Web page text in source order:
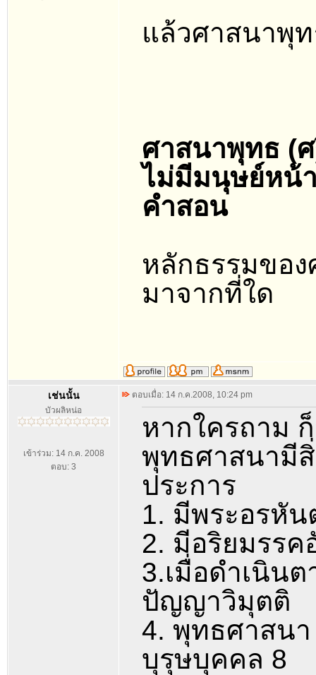
แล้วศาสนาพุ
ศาสนาพุทธ (
ไม่มีมนุษย์หน้
คำสอน
หลักธรรมขอ
มาจากที่ใด
เช่นนั้น
บัวผลิหน่อ
เข้าร่วม: 14 ก.ค. 2008
ตอบ: 3
ตอบเมื่อ: 14 ก.ค.2008, 10:24 pm
หากใครถาม
พุทธศาสนามีสิ่
ประการ
1. มีพระอรหั
2. มีอริยมรรค
3.เมื่อดำเนิน
ปัญญาวิมุตติ
4. พุทธศาสน
บุรุษบุคคล 8